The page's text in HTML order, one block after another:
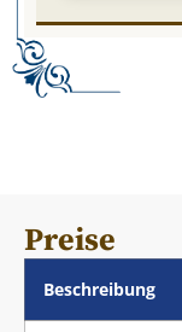
Preise
Beschreibung